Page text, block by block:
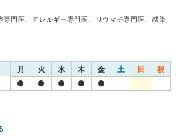
専門医、アレルギー専門医、リウマチ専門医、感染
月 火 水 木 金 土 日 祝